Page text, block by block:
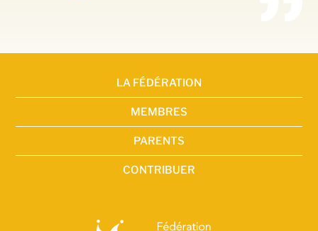
LA FÉDÉRATION
MEMBRES
PARENTS
CONTRIBUER